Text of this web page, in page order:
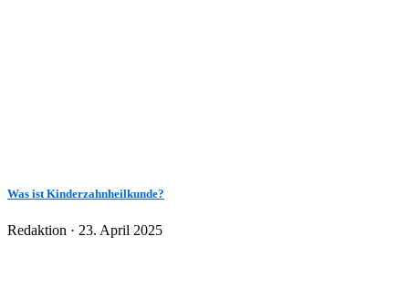
Was ist Kinderzahnheilkunde?
Redaktion · Veröffentlicht
23. April 2025